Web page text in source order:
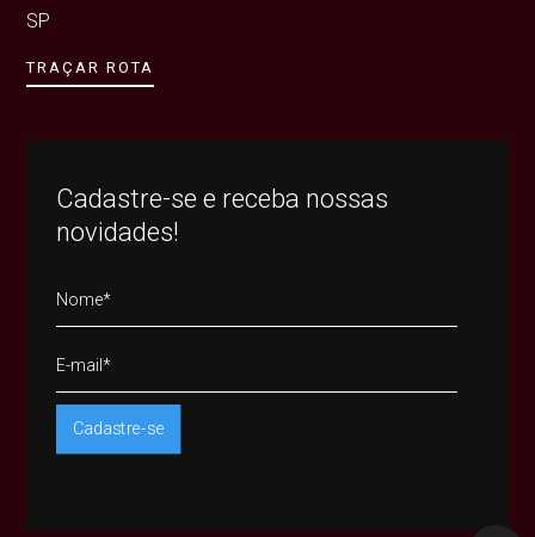
SP
TRAÇAR ROTA
Cadastre-se e receba nossas
novidades!